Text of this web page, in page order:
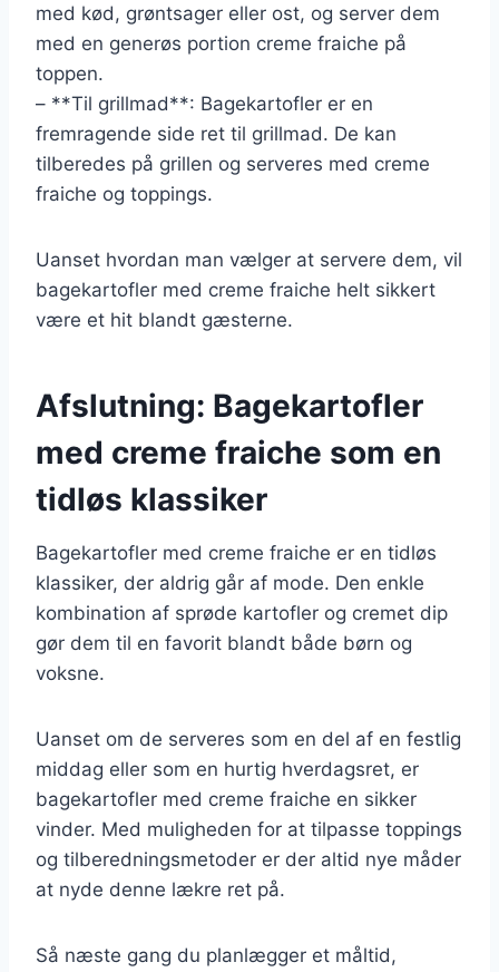
med kød, grøntsager eller ost, og server dem
med en generøs portion creme fraiche på
toppen.
– **Til grillmad**: Bagekartofler er en
fremragende side ret til grillmad. De kan
tilberedes på grillen og serveres med creme
fraiche og toppings.
Uanset hvordan man vælger at servere dem, vil
bagekartofler med creme fraiche helt sikkert
være et hit blandt gæsterne.
Afslutning: Bagekartofler
med creme fraiche som en
tidløs klassiker
Bagekartofler med creme fraiche er en tidløs
klassiker, der aldrig går af mode. Den enkle
kombination af sprøde kartofler og cremet dip
gør dem til en favorit blandt både børn og
voksne.
Uanset om de serveres som en del af en festlig
middag eller som en hurtig hverdagsret, er
bagekartofler med creme fraiche en sikker
vinder. Med muligheden for at tilpasse toppings
og tilberedningsmetoder er der altid nye måder
at nyde denne lækre ret på.
Så næste gang du planlægger et måltid,